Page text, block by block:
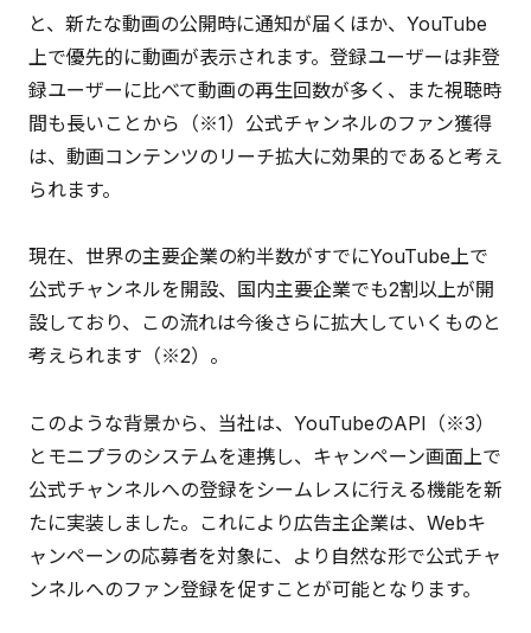
と、新たな動画の公開時に通知が届くほか、YouTube
上で優先的に動画が表示されます。登録ユーザーは非登
録ユーザーに比べて動画の再生回数が多く、また視聴時
間も長いことから（※1）公式チャンネルのファン獲得
は、動画コンテンツのリーチ拡大に効果的であると考え
られます。
現在、世界の主要企業の約半数がすでにYouTube上で
公式チャンネルを開設、国内主要企業でも2割以上が開
設しており、この流れは今後さらに拡大していくものと
考えられます（※2）。
このような背景から、当社は、YouTubeのAPI（※3）
とモニプラのシステムを連携し、キャンペーン画面上で
公式チャンネルへの登録をシームレスに行える機能を新
たに実装しました。これにより広告主企業は、Webキ
ャンペーンの応募者を対象に、より自然な形で公式チャ
ンネルへのファン登録を促すことが可能となります。